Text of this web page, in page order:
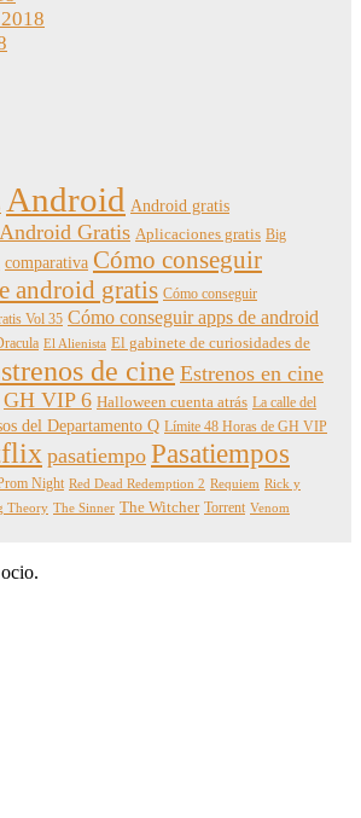
Android Android gratis
Gratis Aplicaciones gratis Big
comparativa Cómo conseguir
android gratis Cómo conseguir
Vol 35 Cómo conseguir apps de android
El Alienista El gabinete de curiosidades de
de cine Estrenos en cine
GH VIP 6 Halloween cuenta atrás La calle del
del Departamento Q Límite 48 Horas de GH VIP
pasatiempo Pasatiempos
Night Red Dead Redemption 2 Requiem Rick y
Theory The Sinner The Witcher Torrent Venom